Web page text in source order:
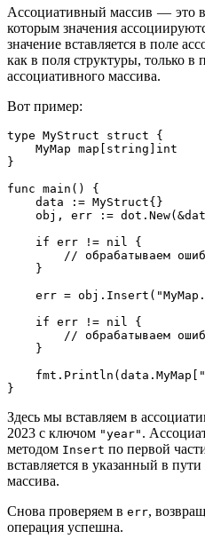
Ассоциативный массив — это
которым значения
значение вставляется в поле
как в поля структуры, только в
ассоциативного массива.
Вот пример:
type MyStruct struct {
    MyMap map[string]int
}
func main() {
    data := MyStruct{}
obj, err :=
    if err != nil {
// обрабатываем
    }
err =
    if err != nil {
// обрабатываем
    }
}
Здесь мы вставляем в
2023 с ключом "year" .
методом Insert по первой
вставляется в указанный в
массива.
Снова проверяем в err,
операция успешна.